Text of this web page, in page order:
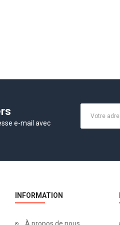
e-mail avec
INFORMATION